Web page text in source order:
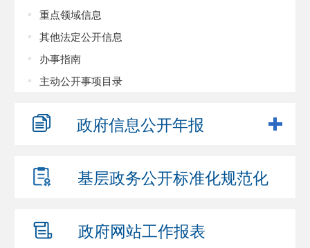
重点领域信息
其他法定公开信息
办事指南
主动公开事项目录
政府信息公开年报
基层政务公开标准化规范化
政府网站工作报表